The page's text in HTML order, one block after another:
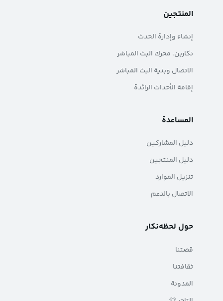
المنتجين
إنشاء وإدارة الحدث
نکاربن، محرك البث المباشر
الاتصال وبنية البث المباشر
إقامة الأحداث الرائدة
المساعدة
دليل المشاركين
دليل المنتجين
تنزيل الموارد
الاتصال بالدعم
حول لحظه‌نکار
قصتنا
ثقافتنا
المدونة